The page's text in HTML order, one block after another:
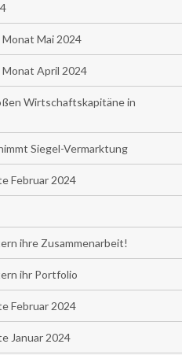
Mai 2024
April 2024
Wirtschaftskapitäne in
Siegel-Vermarktung
Februar 2024
ihre Zusammenarbeit!
ihr Portfolio
Februar 2024
Januar 2024